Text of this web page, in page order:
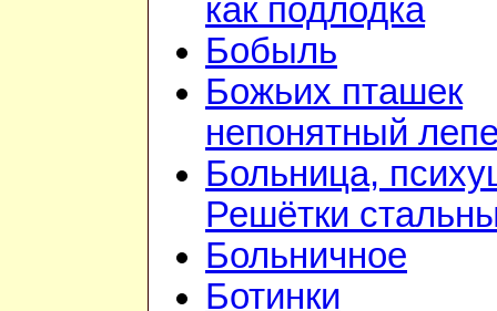
как подлодка
Бобыль
Божьих пташек
непонятный
Больница,
Решётки
Больничное
Ботинки